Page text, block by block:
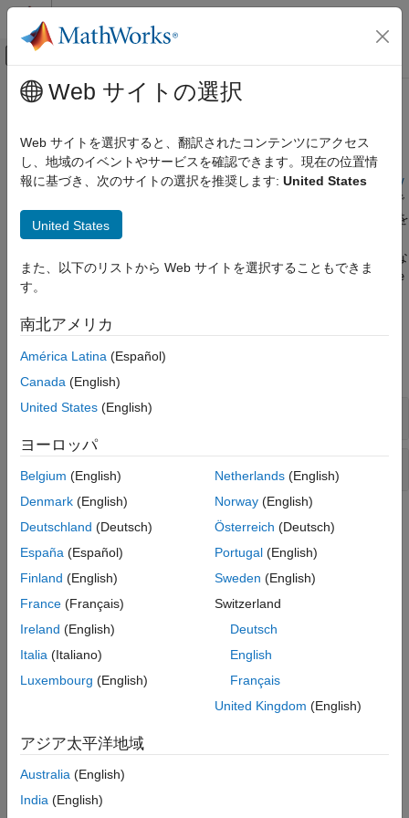
コンテンツへスキップ
オフキャンバス ナビゲーション メ
ドキュメンテーションのホーム
数学
計算幾何学
三角形分割
境界領域
ボロノイ線図
ポリゴナル形状
メインコンテンツ
境界領域
点の周辺の凸包、アルファ形状、境界の計算
境界領域は、定義された境界内の点の集合を囲みます。boundary
関数を使用すると、境界が点周辺にどれだけ密着するかを指定で
きます。一方、
関数は最小の凸境界を
返します。境界領域の定義をより細かく制御するために、
オブジェクトにはアルファ半径に基づいた調整可能な
境界設定があります。オブジェクト関数を使用して、alphaShape
オブジェクトの幾何学的量を計算できます。
関数
すべて展開する
基本的な境界領域の作成
トピック
凸包
Convex Hulls vs. Nonconvex Polygons
Define convex and nonconvex regions for a set of points.
凸包の計算手法
Compute the convex hull of sets of points in 2-D and 3-D by
Convex Hull Computation with delaunayTriangulation
Compute the convex hull of a set of points in 2-D by using the
convexHullmethod of the
アルファ形状
Web サイトの選択
Web サイトを選択すると、翻訳されたコンテンツにアクセス
し、地域のイベントやサービスを確認できます。現在の位置情
報に基づき、次のサイトの選択を推奨します: United States
United States
また、以下のリストから Web サイトを選択することもできま
す。
南北アメリカ
América Latina (Español)
Canada (English)
United States (English)
ヨーロッパ
Belgium (English)
Denmark (English)
Deutschland (Deutsch)
España (Español)
Finland (English)
France (Français)
Ireland (English)
Italia (Italiano)
Luxembourg (English)
Netherlands(English)
Norway(English)
Österreich (Deutsch)
Portugal(English)
Sweden (English)
Switzerland
Deutsch
English
Français
United Kingdom (English)
アジア太平洋地域
Australia (English)
India (English)